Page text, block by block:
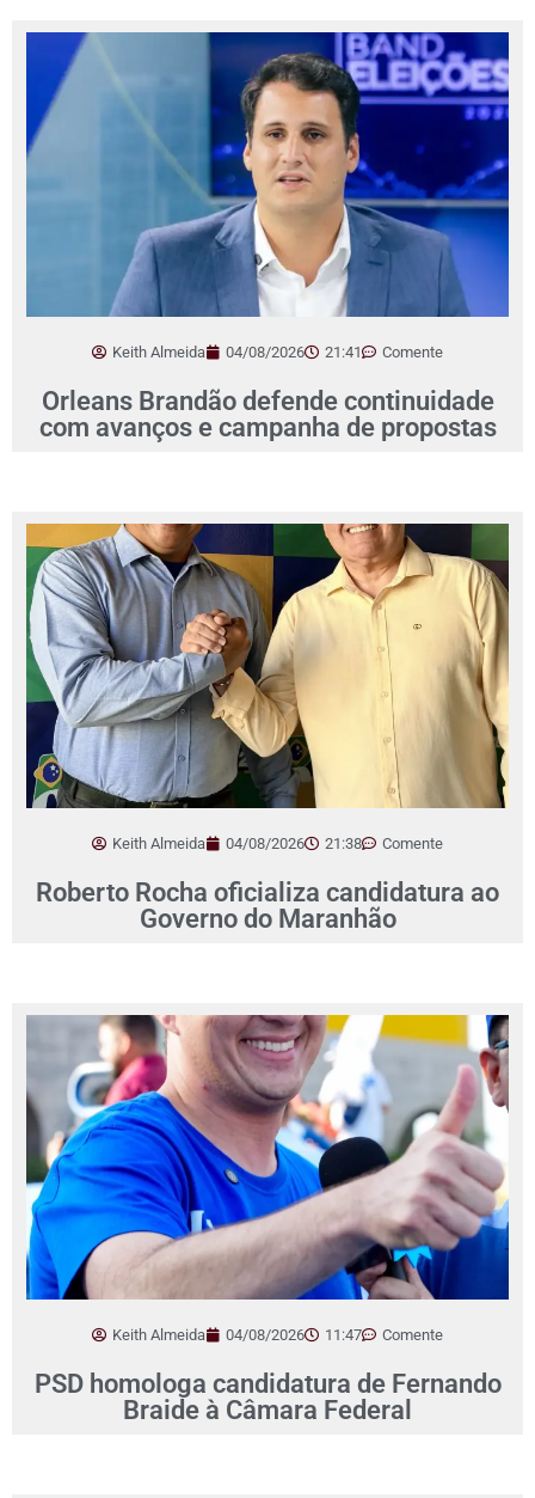
Keith Almeida 04/08/2026 21:41 Comente
Orleans Brandão defende continuidade
com avanços e campanha de propostas
Keith Almeida 04/08/2026 21:38 Comente
Roberto Rocha oficializa candidatura ao
Governo do Maranhão
Keith Almeida 04/08/2026 11:47 Comente
PSD homologa candidatura de Fernando
Braide à Câmara Federal